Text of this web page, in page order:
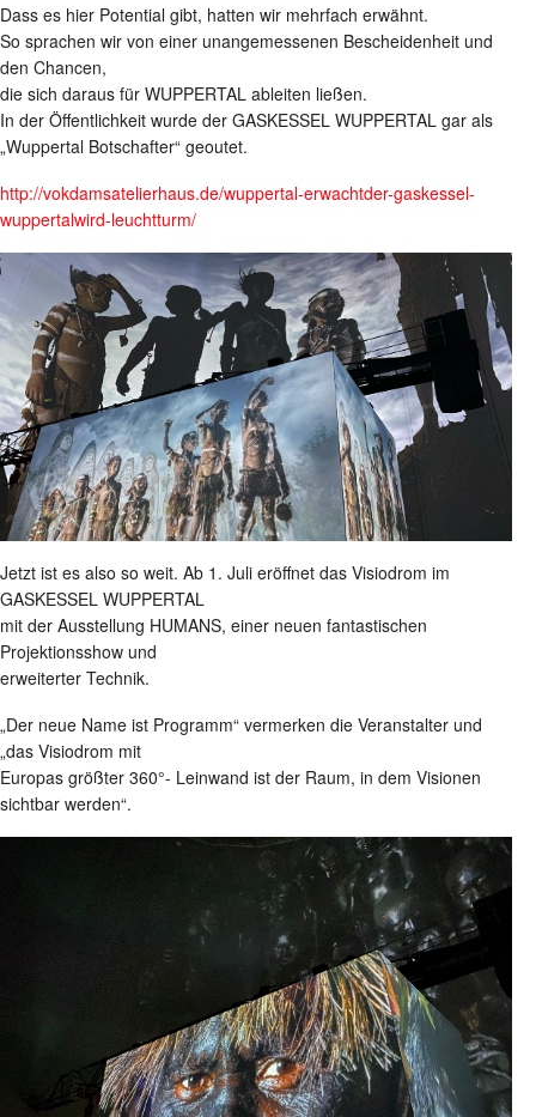
Dass es hier Potential gibt, hatten wir mehrfach erwähnt.
So sprachen wir von einer unangemessenen Bescheidenheit und
den Chancen,
die sich daraus für WUPPERTAL ableiten ließen.
In der Öffentlichkeit wurde der GASKESSEL WUPPERTAL gar als
„Wuppertal Botschafter“ geoutet.
http://vokdamsatelierhaus.de/wuppertal-erwachtder-gaskessel-
wuppertalwird-leuchtturm/
Jetzt ist es also so weit. Ab 1. Juli eröffnet das Visiodrom im
GASKESSEL WUPPERTAL
mit der Ausstellung HUMANS, einer neuen fantastischen
Projektionsshow und
erweiterter Technik.
„Der neue Name ist Programm“ vermerken die Veranstalter und
„das Visiodrom mit
Europas größter 360°- Leinwand ist der Raum, in dem Visionen
sichtbar werden“.